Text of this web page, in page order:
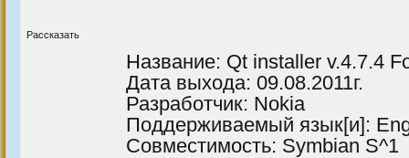
Рассказать
Название: Qt installer v.4.7.4
Дата выхода: 09.08.2011г.
Разработчик: Nokia
Поддерживаемый язык[и]:
Совместимость: Symbian S^1